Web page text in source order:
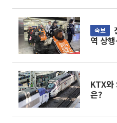
속보
역 상
KTX와
은?